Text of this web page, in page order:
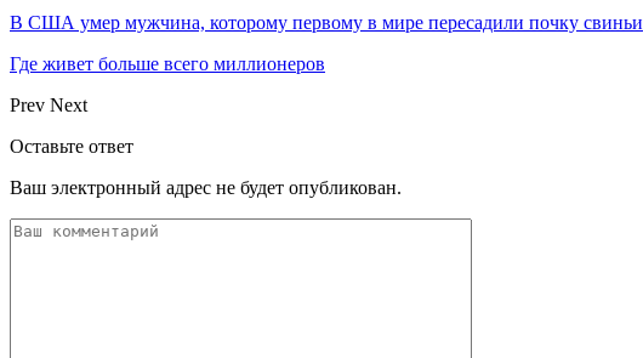
В США умер мужчина, которому первому в мире пересадили почку свиньи
Где живет больше всего миллионеров
Prev Next
Оставьте ответ
Ваш электронный адрес не будет опубликован.